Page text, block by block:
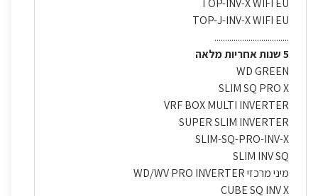
TOP-INV-X WIFI EU
TOP-J-INV-X WIFI EU
...................................
5 שנות אחריות מלאה
WD GREEN
SLIM SQ PRO X
VRF BOX MULTI INVERTER
SUPER SLIM INVERTER
SLIM-SQ-PRO-INV-X
SLIM INV SQ
מיני מרכזי WD/WV PRO INVERTER
CUBE SQ INV X